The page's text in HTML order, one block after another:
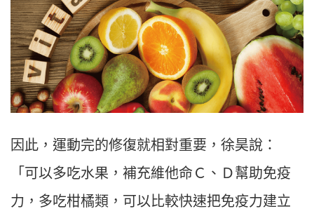
因此，運動完的修復就相對重要，徐昊說：
「可以多吃水果，補充維他命Ｃ、Ｄ幫助免疫
力，多吃柑橘類，可以比較快速把免疫力建立